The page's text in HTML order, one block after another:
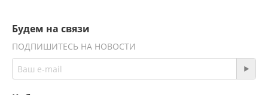
Будем на связи
ПОДПИШИТЕСЬ НА НОВОСТИ